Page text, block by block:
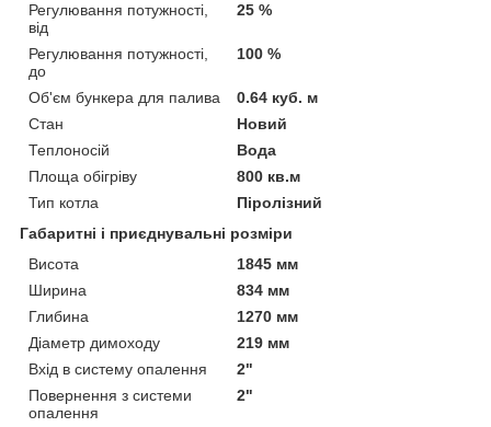
Регулювання потужності,
від
25 %
Регулювання потужності,
до
100 %
Об'єм бункера для палива
0.64 куб. м
Стан
Новий
Теплоносій
Вода
Площа обігріву
800 кв.м
Тип котла
Піролізний
Габаритні і приєднувальні розміри
Висота
1845 мм
Ширина
834 мм
Глибина
1270 мм
Діаметр димоходу
219 мм
Вхід в систему опалення
2"
Повернення з системи
опалення
2"